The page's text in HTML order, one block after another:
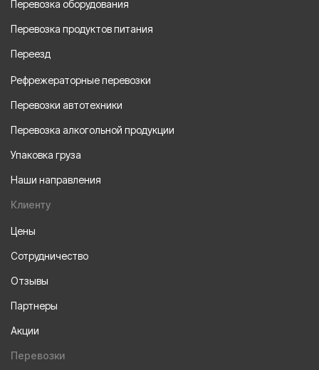
Перевозка оборудования
Перевозка продуктов питания
Переезд
Рефрежераторные перевозки
Перевозки автотехники
Перевозка алкогольной продукции
Упаковка груза
Наши направления
Клиенту
Цены
Сотрудничество
Отзывы
Партнеры
Акции
Перевозки